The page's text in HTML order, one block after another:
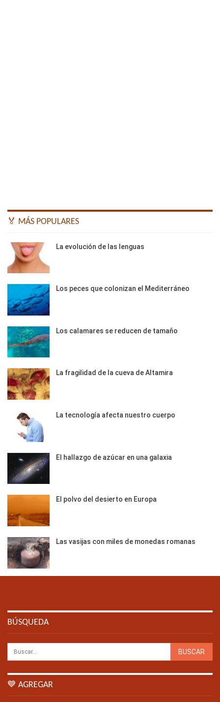
🏅 MÁS POPULARES
La evolución de las lenguas
Los peces que colonizan el Mediterráneo
Los calamares se reducen de tamaño
La fragilidad de la cueva de Altamira
La tecnología afecta nuestro cuerpo
El hallazgo de azúcar en una galaxia
El polvo del desierto en Europa
Las vasijas con miles de monedas romanas
BÚSQUEDA
💙 AGREGAR